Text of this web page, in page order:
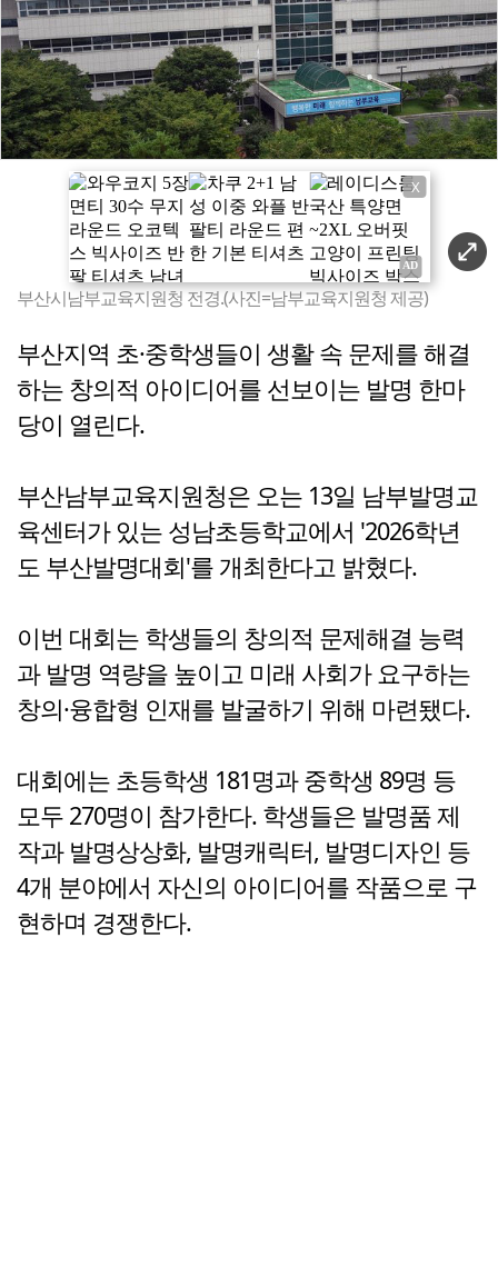
X
부산시남부교육지원청 전경.(사진=남부교육지원청 제공)
부산지역 초·중학생들이 생활 속 문제를 해결
하는 창의적 아이디어를 선보이는 발명 한마
당이 열린다.
부산남부교육지원청은 오는 13일 남부발명교
육센터가 있는 성남초등학교에서 '2026학년
도 부산발명대회'를 개최한다고 밝혔다.
이번 대회는 학생들의 창의적 문제해결 능력
과 발명 역량을 높이고 미래 사회가 요구하는
창의·융합형 인재를 발굴하기 위해 마련됐다.
대회에는 초등학생 181명과 중학생 89명 등
모두 270명이 참가한다. 학생들은 발명품 제
작과 발명상상화, 발명캐릭터, 발명디자인 등
4개 분야에서 자신의 아이디어를 작품으로 구
현하며 경쟁한다.